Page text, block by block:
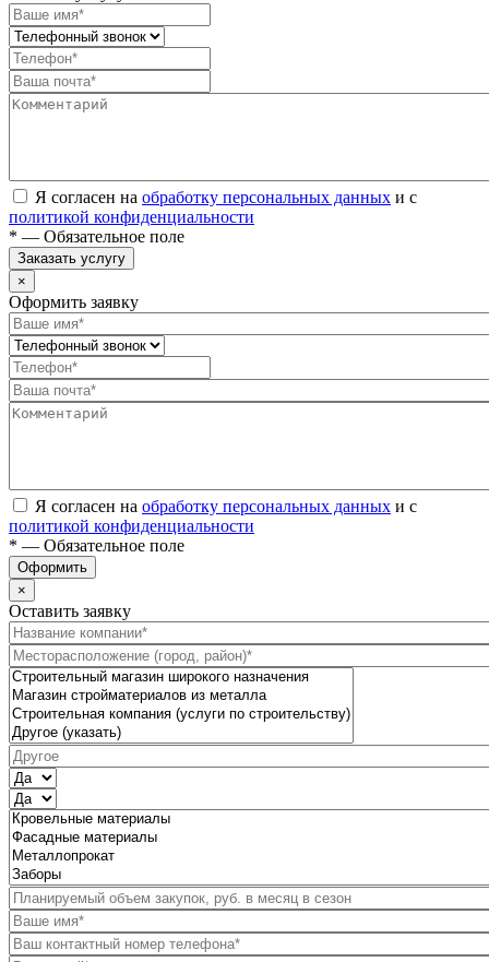
Я согласен на обработку персональных данных и с
политикой конфиденциальности
* — Обязательное поле
Заказать услугу
×
Оформить заявку
Я согласен на обработку персональных данных и с
политикой конфиденциальности
* — Обязательное поле
Оформить
×
Оставить заявку